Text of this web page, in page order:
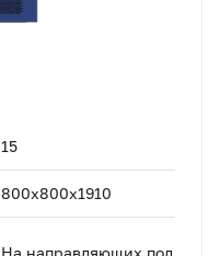
15
800x800x1910